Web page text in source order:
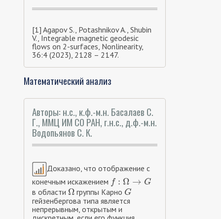
[1] Agapov S., Potashnikov A., Shubin
V., Integrable magnetic geodesic
flows on 2-surfaces, Nonlinearity,
36:4 (2023), 2128 – 2147.
Математический анализ
Авторы: н.с., к.ф.-м.н. Басалаев С.
Г., ММЦ ИМ СО РАН, г.н.с., д.ф.-м.н.
Водопьянов С. К.
Доказано, что отображение с
конечным искажением f : Ω → G
f: Ω → G
в области Ω
Ωгруппы Карно G
G
гейзенбергова типа является
непрерывным, открытым и